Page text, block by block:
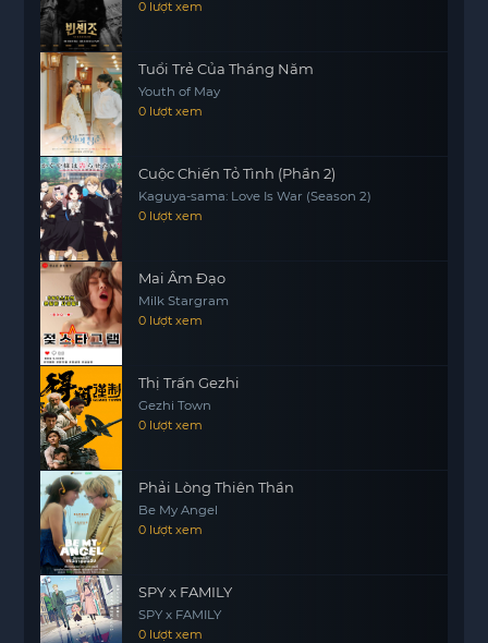
nhưng cũng là cơ hội để nàng chứng tỏ bản lĩnh
của mình trong chốn quyền lực.
Liệu nàng có thể tìm ra kẻ thù và đưa sự thật ra
ánh sáng? Và mối quan hệ giữa nàng và Tiêu Lạc
sẽ phát triển ra sao trong bối cảnh đầy rẫy âm
mưu này? Tất cả sẽ được giải đáp trong câu
chuyện đầy kịch tính và hấp dẫn của Vạn Phúc
Kim An.
0 lượt xem
Tuổi Trẻ Của Tháng Năm
Youth of May
0 lượt xem
Cuộc Chiến Tỏ Tình (Phần 2)
Kaguya-sama: Love Is War (Season 2)
0 lượt xem
Mai Âm Đạo
Milk Stargram
0 lượt xem
Thị Trấn Gezhi
Gezhi Town
0 lượt xem
Phải Lòng Thiên Thần
Be My Angel
0 lượt xem
SPY x FAMILY
SPY x FAMILY
0 lượt xem